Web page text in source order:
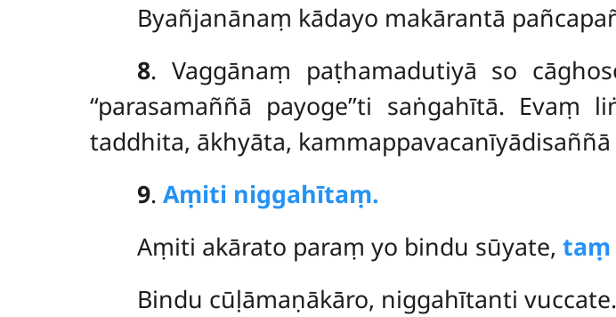
Byañjanānaṃ kādayo makārantā
8. Vaggānaṃ paṭhamadutiyā so
‘‘parasamaññā payoge’’ti saṅgahītā.
taddhita, ākhyāta, kammappavacanīyādisaññā
9.Aṃiti niggahītaṃ.
Aṃiti akārato paraṃ yo bindu sūyate,taṃ
Bindu cūḷāmaṇākāro, niggahītanti vuccate.